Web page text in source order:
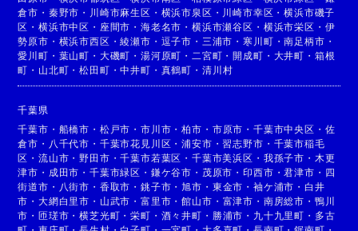
倉市 ・ 秦野市 ・ 川崎市麻生区 ・ 横浜市泉区 ・ 川崎市幸区 ・横浜市磯子
区 ・横浜市中区 ・ 座間市 ・海老名市 ・横浜市瀬谷区 ・ 横浜市栄区 ・ 伊
勢原市 ・ 横浜市西区 ・綾瀬市 ・ 逗子市 ・ 三浦市 ・寒川町 ・南足柄市 ・
愛川町 ・ 葉山町 ・ 大磯町 ・湯河原町 ・二宮町 ・開成町 ・ 大井町 ・ 箱根
町 ・ 山北町 ・松田町 ・中井町 ・ 真鶴町 ・ 清川村
千葉県
千葉市 ・ 船橋市 ・ 松戸市 ・市川市 ・柏市 ・ 市原市 ・ 千葉市中央区 ・ 佐
倉市 ・ 八千代市 ・ 千葉市花見川区 ・浦安市 ・習志野市 ・ 千葉市稲毛
区 ・流山市 ・野田市 ・千葉市若葉区 ・千葉市美浜区 ・ 我孫子市 ・ 木更
津市 ・ 成田市 ・千葉市緑区 ・ 鎌ケ谷市 ・ 茂原市 ・印西市 ・君津市 ・ 四
街道市 ・ 八街市 ・ 香取市 ・銚子市 ・旭市 ・ 東金市 ・ 袖ケ浦市 ・ 白井
市 ・大網白里市 ・ 山武市 ・富里市 ・館山市 ・ 富津市 ・ 南房総市 ・ 鴨川
市 ・匝瑳市 ・横芝光町 ・栄町 ・ 酒々井町 ・ 勝浦市 ・ 九十九里町 ・ 多古